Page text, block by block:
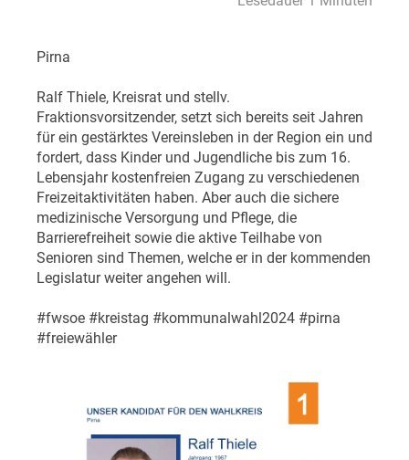
Pirna
Ralf Thiele, Kreisrat und stellv.
Fraktionsvorsitzender, setzt sich bereits seit Jahren
für ein gestärktes Vereinsleben in der Region ein und
fordert, dass Kinder und Jugendliche bis zum 16.
Lebensjahr kostenfreien Zugang zu verschiedenen
Freizeitaktivitäten haben. Aber auch die sichere
medizinische Versorgung und Pflege, die
Barrierefreiheit sowie die aktive Teilhabe von
Senioren sind Themen, welche er in der kommenden
Legislatur weiter angehen will.
#fwsoe #kreistag #kommunalwahl2024 #pirna
#freiewähler